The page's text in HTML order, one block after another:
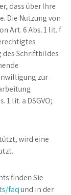
dass über Ihre
Die Nutzung von
Art. 6 Abs. 1 lit. f
Schriftbildes
zur
1 lit. a DSGVO;
wird eine
finden Sie
faqund in der